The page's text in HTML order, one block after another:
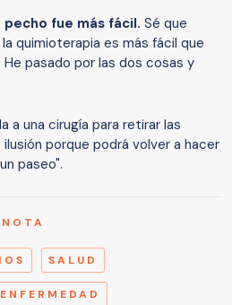
fue más fácil. Sé que
quimioterapia es más fácil que
pasado por las dos cosas y
a una cirugía para retirar las
porque podrá volver a hacer
paseo".
SALUD
ENFERMEDAD